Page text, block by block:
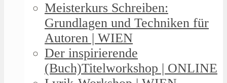
Meisterkurs Schreiben:
Grundlagen und Techniken für
Autoren | WIEN
Der inspirierende
(Buch)Titelworkshop | ONLINE